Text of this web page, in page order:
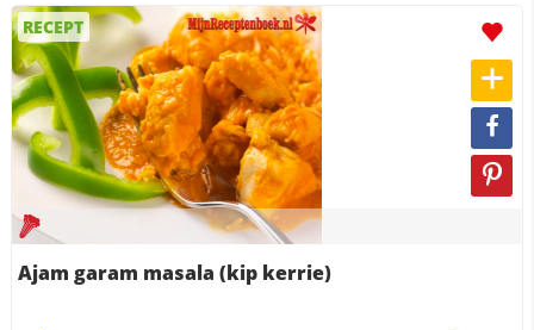
RECEPT
Ajam garam masala (kip kerrie)